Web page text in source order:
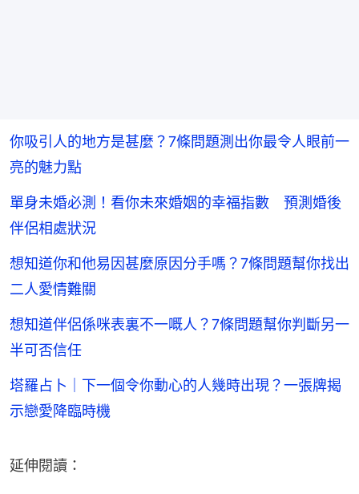
你吸引人的地方是甚麼？7條問題測出你最令人眼前一
亮的魅力點
單身未婚必測！看你未來婚姻的幸福指數 預測婚後
伴侶相處狀況
想知道你和他易因甚麼原因分手嗎？7條問題幫你找出
二人愛情難關
想知道伴侶係咪表裏不一嘅人？7條問題幫你判斷另一
半可否信任
塔羅占卜｜下一個令你動心的人幾時出現？一張牌揭
示戀愛降臨時機
延伸閱讀：